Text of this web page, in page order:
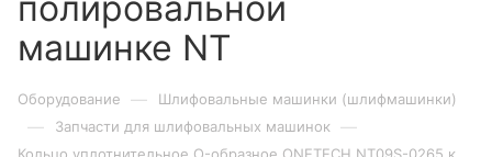
машинке NT
Оборудование — Шлифовальные машинки (шлифмашинки)
— Запчасти для шлифовальных машинок —